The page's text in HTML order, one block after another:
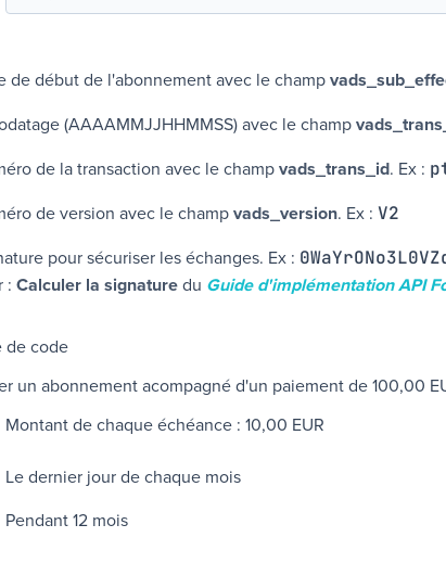
de début de l'abonnement avec le champ
(AAAAMMJJHHMMSS) avec le champ
de la transaction avec le champvads_trans_id. Ex :
de version avec le champvads_version. Ex : V2
pour sécuriser les échanges. Ex :
: Calculer la signaturedu Guide d'implémentation API
de code
un abonnement acompagné d'un paiement de100,00
Montant de chaque échéance : 10,00 EUR
Le dernier jour de chaque mois
Pendant 12 mois